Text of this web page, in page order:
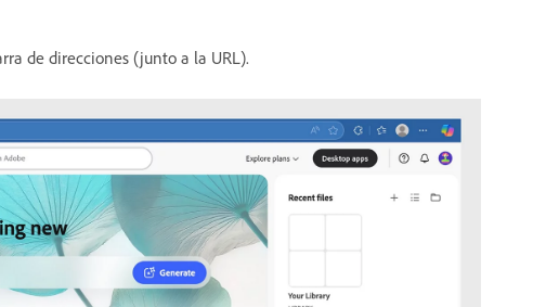
de direcciones (junto a la URL).